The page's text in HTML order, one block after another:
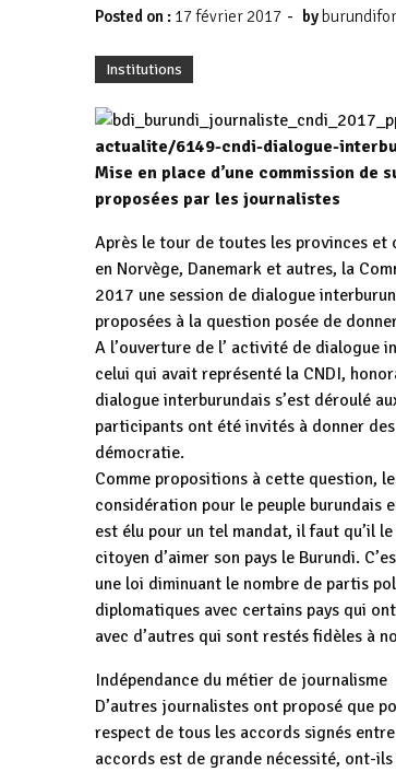
Posted on : 17 février 2017 - by
Institutions
actualite/6149-cndi-dialogue-
Mise en place d’une commission de
proposées par les journalistes
Après le tour de toutes les provinces et
en Norvège, Danemark et autres, la
2017 une session de dialogue
proposées à la question posée de
A l’ouverture de l’ activité de dialogue
celui qui avait représenté la CNDI,
dialogue interburundais s’est déroulé
participants ont été invités à donner
démocratie.
Comme propositions à cette question,
considération pour le peuple burundais
est élu pour un tel mandat, il faut qu’il
citoyen d’aimer son pays le Burundi.
une loi diminuant le nombre de partis
diplomatiques avec certains pays qui
avec d’autres qui sont restés fidèles à
Indépendance du métier de journalisme
D’autres journalistes ont proposé que
respect de tous les accords signés
accords est de grande nécessité, ont-